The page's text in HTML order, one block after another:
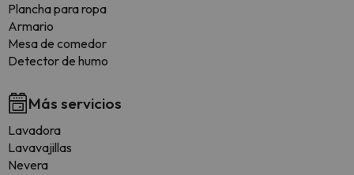
Plancha para ropa
Armario
Mesa de comedor
Detector de humo
Más servicios
Lavadora
Lavavajillas
Nevera